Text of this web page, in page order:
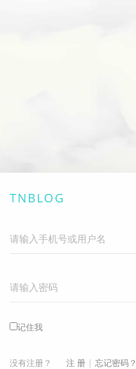
TNBLOG
记住我
没有注册？ 注 册| 忘记密码？